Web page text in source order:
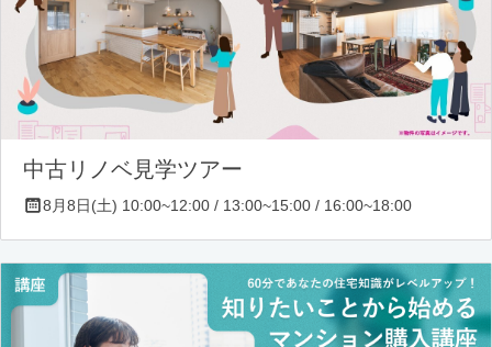
中古リノベ見学ツアー
8月8日(土) 10:00~12:00 / 13:00~15:00 / 16:00~18:00